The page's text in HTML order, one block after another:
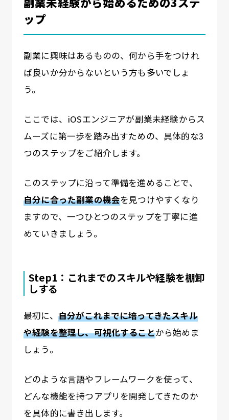
ップ
副業に興味はあるものの、何から手をつけれ
ば良いか分からないという方も多いでしょ
う。
ここでは、iOSエンジニアが副業未経験からス
ムーズに第一歩を踏み出すための、具体的な3
つのステップをご紹介します。
このステップに沿って準備を進めることで、
自分に合った副業の機会を見つけやすくなり
ますので、一つひとつのステップを丁寧に進
めていきましょう。
Step1：これまでのスキルや経験を棚卸
しする
最初に、 自分がこれまでに培ってきたスキル
や経験を整理し、可視化することから始めま
しょう。
どのような言語やフレームワークを使って、
どんな機能を持つアプリを開発してきたのか
を具体的に書き出します。